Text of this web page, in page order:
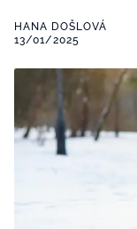
Všechny kategorie
Seberozvoj
Všechny kategorie
Životní styl
ZÁBAVA
Všechny
BYDLENÍ
HANA DOŠLOVÁ
13/01/2025